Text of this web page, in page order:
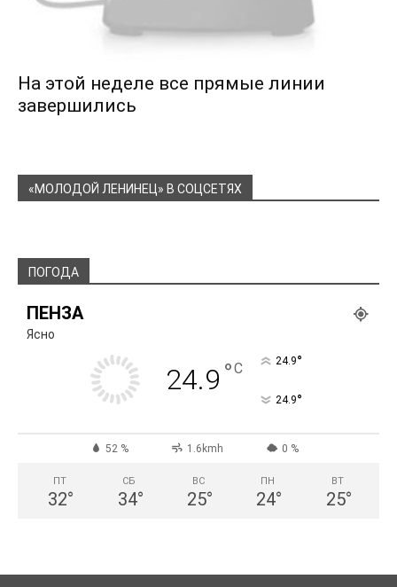
На этой неделе все прямые линии
завершились
«МОЛОДОЙ ЛЕНИНЕЦ» В СОЦСЕТЯХ
ПОГОДА
ПЕНЗА
Ясно
24.9 °C 24.9°
24.9°
52 % 1.6kmh 0 %
ПТ
32°
СБ
34°
ВС
25°
ПН
24°
ВТ
25°